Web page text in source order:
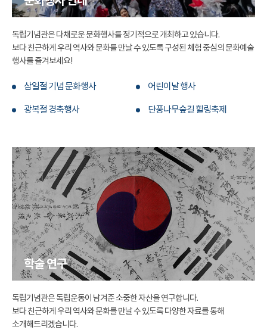
독립기념관은 다채로운 문화행사를 정기적으로 개최하고 있습니다.
보다 친근하게 우리 역사와 문화를 만날 수 있도록 구성된 체험 중심의 문화예술
행사를 즐겨보세요!
삼일절 기념 문화행사 어린이날 행사
광복절 경축행사 단풍나무숲길 힐링축제
학술 연구
독립기념관은 독립운동이 남겨준 소중한 자산을 연구합니다.
보다 친근하게 우리 역사와 문화를 만날 수 있도록 다양한 자료를 통해
소개해드리겠습니다.